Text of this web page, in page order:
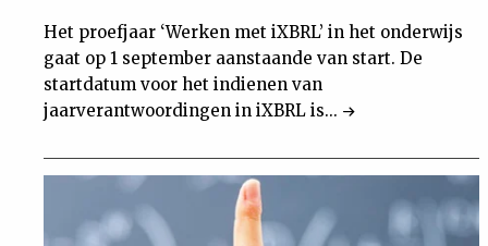
Het proefjaar ‘Werken met iXBRL’ in het onderwijs
gaat op 1 september aanstaande van start. De
startdatum voor het indienen van
jaarverantwoordingen in iXBRL is...